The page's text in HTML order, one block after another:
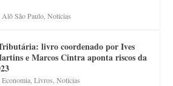
Alô São Paulo ,Notícias
livro coordenado por Ives
e Marcos Cintra aponta riscos da
Economia ,Livros ,Notícias